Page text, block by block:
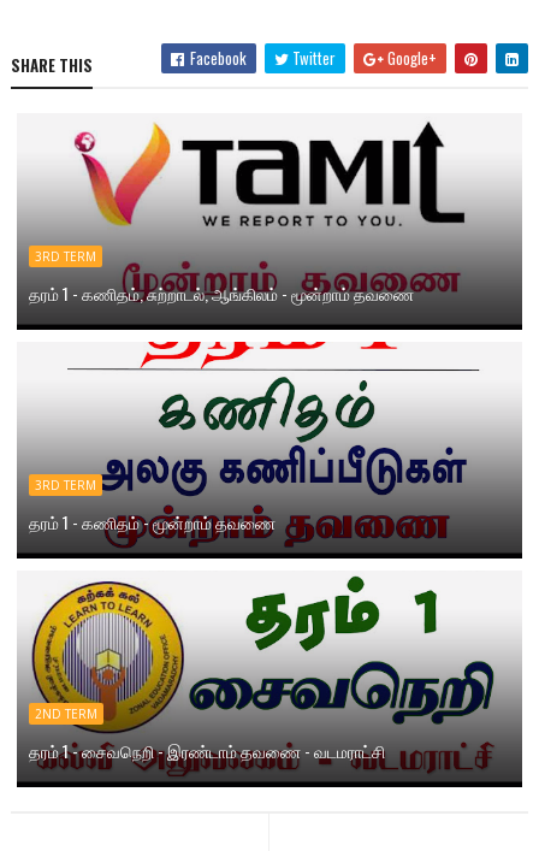
SHARE THIS Facebook Twitter Google+
3RD TERM
தரம் 1 - கணிதம், சுற்றாடல், ஆங்கிலம் - மூன்றாம் தவணை
3RD TERM
தரம் 1 - கணிதம் - மூன்றாம் தவணை
2ND TERM
தரம் 1 - சைவநெறி - இரண்டாம் தவணை - வடமராட்சி